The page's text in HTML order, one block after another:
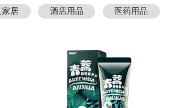
家居 酒店用品 医药用品